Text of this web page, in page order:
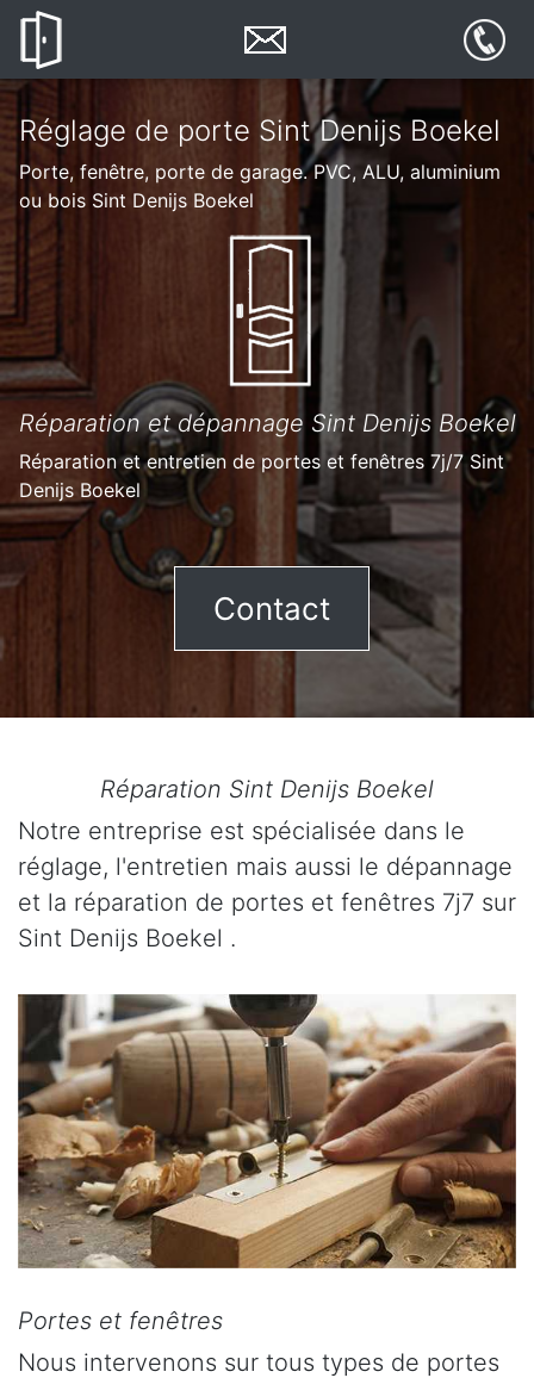
Réglage de porte Sint Denijs Boekel
Porte, fenêtre, porte de garage. PVC, ALU, aluminium
ou bois Sint Denijs Boekel
Réparation et dépannage Sint Denijs Boekel
Réparation et entretien de portes et fenêtres 7j/7 Sint
Denijs Boekel
Contact
Réparation Sint Denijs Boekel
Notre entreprise est spécialisée dans le
réglage, l'entretien mais aussi le dépannage
et la réparation de portes et fenêtres 7j7 sur
Sint Denijs Boekel .
Portes et fenêtres
Nous intervenons sur tous types de portes